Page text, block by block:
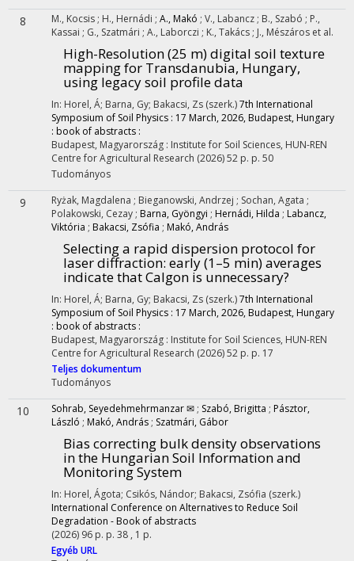
8 M., Kocsis ; H., Hernádi ; A., Makó ; V., Labancz ; B., Szabó ; P.,
Kassai ; G., Szatmári ; A., Laborczi ; K., Takács ; J., Mészáros et al.
High-Resolution (25 m) digital soil texture
mapping for Transdanubia, Hungary,
using legacy soil profile data
In: Horel, Á; Barna, Gy; Bakacsi, Zs (szerk.)7th International
Symposium of Soil Physics : 17 March, 2026, Budapest, Hungary
: book of abstracts :
Budapest, Magyarország : Institute for Soil Sciences, HUN-REN
Centre for Agricultural Research (2026)52 p. p. 50
Tudományos
9 Ryżak, Magdalena ; Bieganowski, Andrzej ; Sochan, Agata ;
Polakowski, Cezay ; Barna, Gyöngyi ; Hernádi, Hilda ; Labancz,
Viktória ; Bakacsi, Zsófia ; Makó, András
Selecting a rapid dispersion protocol for
laser diffraction: early (1–5 min) averages
indicate that Calgon is unnecessary?
In: Horel, Á; Barna, Gy; Bakacsi, Zs (szerk.)7th International
Symposium of Soil Physics : 17 March, 2026, Budapest, Hungary
: book of abstracts :
Budapest, Magyarország : Institute for Soil Sciences, HUN-REN
Centre for Agricultural Research (2026)52 p. p. 17
Teljes dokumentum
Tudományos
10 Sohrab, Seyedehmehrmanzar ✉ ; Szabó, Brigitta ; Pásztor,
László ; Makó, András ; Szatmári, Gábor
Bias correcting bulk density observations
in the Hungarian Soil Information and
Monitoring System
In: Horel, Ágota; Csikós, Nándor; Bakacsi, Zsófia (szerk.)
International Conference on Alternatives to Reduce Soil
Degradation - Book of abstracts
(2026) 96 p. p. 38 , 1 p.
Egyéb URL